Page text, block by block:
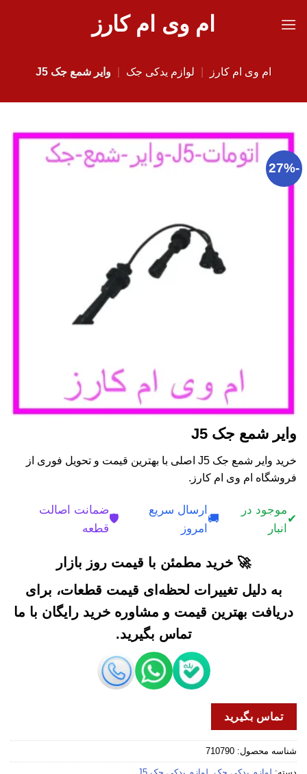
ام وی ام کارز
ام وی ام کارز لوازم یدکی جک وایر شمع جک J5
-27%
وایر شمع جک J5
خرید وایر شمع جک J5 اصلی با بهترین قیمت و تحویل فوری از
فروشگاه ام وی ام کارز.
✔
موجود در
انبار
🚚
ارسال سریع
امروز
🛡️
ضمانت اصالت
قطعه
🚀 خرید مطمئن با قیمت روز بازار
به دلیل تغییرات لحظه‌ای قیمت قطعات، برای
دریافت بهترین قیمت و مشاوره خرید رایگان با ما
تماس بگیرید.
تماس بگیرید
شناسه محصول: 710790